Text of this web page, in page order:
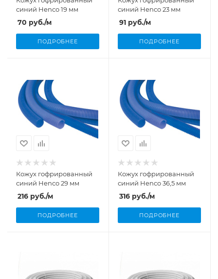
синий Henco 19 мм
70 руб./м
ПОДРОБНЕЕ
синий Henco 23 мм
91 руб./м
ПОДРОБНЕЕ
Кожух гофрированный
синий Henco 29 мм
216 руб./м
ПОДРОБНЕЕ
Кожух гофрированный
синий Henco 36,5 мм
316 руб./м
ПОДРОБНЕЕ